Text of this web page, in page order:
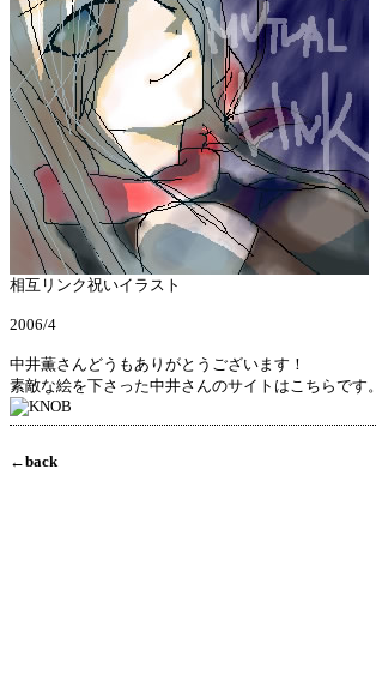
相互リンク祝いイラスト
2006/4
中井薫さんどうもありがとうございます！
素敵な絵を下さった中井さんのサイトはこちらです。
←back